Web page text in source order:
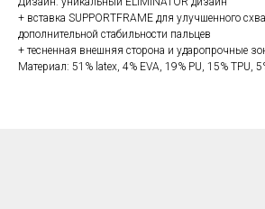
+ вставка SUPPORTFRAME для улучшенного
дополнительной стабильности пальцев
+ тесненная внешняя сторона и ударопрочные
Материал: 51% latex, 4% EVA, 19% PU, 15% TPU,